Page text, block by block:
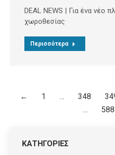
DEAL NEWS | Για ένα νέο
χωροθεσίας
Περισσότερα
← 1 … 348
…
588
ΚΑΤΗΓΟΡΙΕΣ